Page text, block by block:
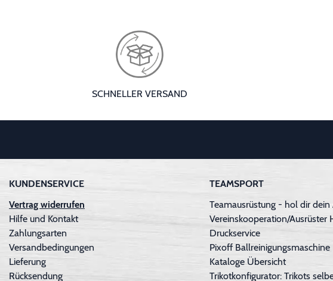
SCHNELLER VERSAND
KUNDENSERVICE
Vertrag widerrufen
Hilfe und Kontakt
Zahlungsarten
Versandbedingungen
Lieferung
Rücksendung
TEAMSPORT
Teamausrüstung - hol dir
Vereinskooperation/Ausrüster
Druckservice
Pixoff Ballreinigungsmaschine
Kataloge Übersicht
Trikotkonfigurator: Trikots